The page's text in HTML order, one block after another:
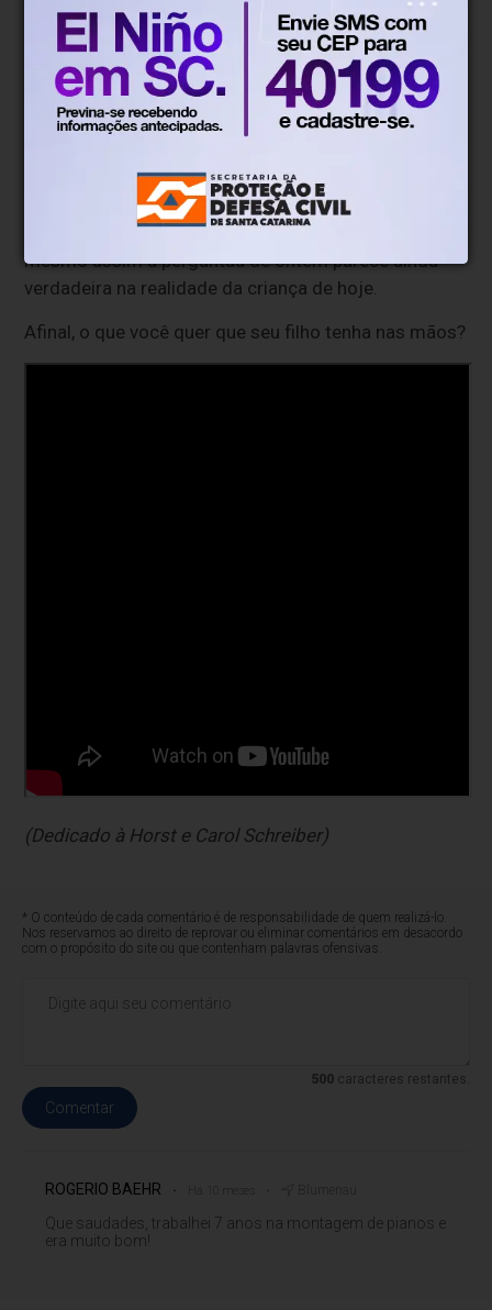
para "gente grande", quando se percebe a linha
infantil de harmônicas mantida pela marca até hoje.
Parece pequena comparada aos tempos áureos dos
brinquedos, mas ainda assim é capaz de fazer sorrir
algum saudosista que lembra do Hering que tinha em
imaginário sonhando com o som.
Época onde o virtual não era nem imaginação, e
mesmo assim a perguntaa de ontem parece ainda
verdadeira na realidade da criança de hoje.
Afinal, o que você quer que seu filho tenha nas mãos?
(Dedicado à Horst e Carol Schreiber)
* O conteúdo de cada comentário é de responsabilidade de quem realizá-lo.
Nos reservamos ao direito de reprovar ou eliminar comentários em desacordo
com o propósito do site ou que contenham palavras ofensivas.
500caracteres restantes.
Comentar
ROGERIO BAEHR Há 10 meses
Que saudades, trabalhei 7 anos na montagem de pianos e
era muito bom!